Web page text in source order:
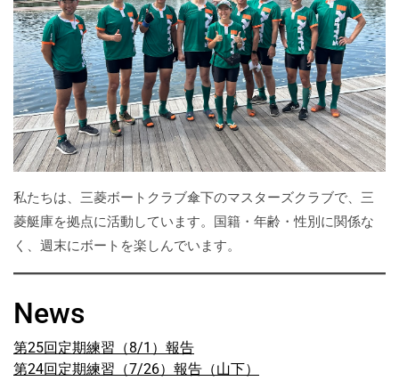
私たちは、三菱ボートクラブ傘下のマスターズクラブで、三
菱艇庫を拠点に活動しています。国籍・年齢・性別に関係な
く、週末にボートを楽しんでいます。
News
第25回定期練習（8/1）報告
第24回定期練習（7/26）報告（山下）